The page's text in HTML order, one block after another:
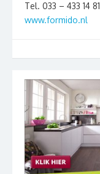
Tel. 033 – 433 14 81
www.formido.nl